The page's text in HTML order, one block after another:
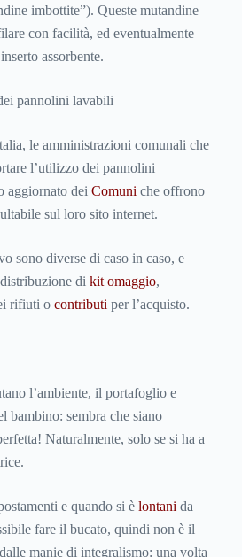
imbottite”). Queste mutandine
con facilità, ed eventualmente
assorbente.
pannolini lavabili
le amministrazioni comunali che
l’utilizzo dei pannolini
aggiornato dei Comuni che offrono
sul loro sito internet.
sono diverse di caso in caso, e
di kit omaggio,
rifiuti o contributi per l’acquisto.
l’ambiente, il portafoglio e
bambino: sembra che siano
Naturalmente, solo se si ha a
e quando si è lontani da
fare il bucato, quindi non è il
manie di integralismo: una volta